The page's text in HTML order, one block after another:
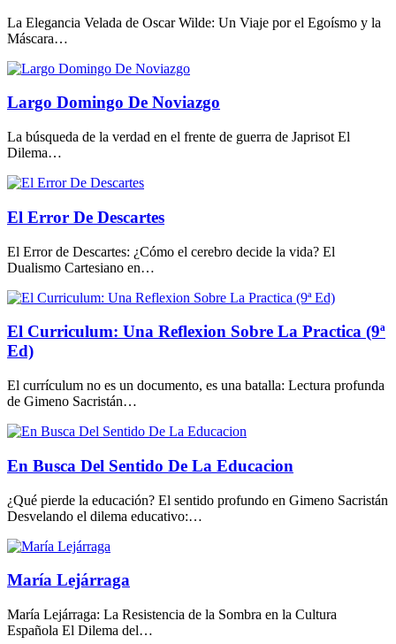
La Elegancia Velada de Oscar Wilde: Un Viaje por el Egoísmo y la
Máscara…
Largo Domingo De Noviazgo
La búsqueda de la verdad en el frente de guerra de Japrisot El
Dilema…
El Error De Descartes
El Error de Descartes: ¿Cómo el cerebro decide la vida? El
Dualismo Cartesiano en…
El Curriculum: Una Reflexion Sobre La Practica (9ª
Ed)
El currículum no es un documento, es una batalla: Lectura profunda
de Gimeno Sacristán…
En Busca Del Sentido De La Educacion
¿Qué pierde la educación? El sentido profundo en Gimeno Sacristán
Desvelando el dilema educativo:…
María Lejárraga
María Lejárraga: La Resistencia de la Sombra en la Cultura
Española El Dilema del…